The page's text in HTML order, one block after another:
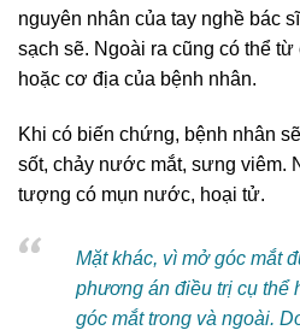
nguyên nhân của tay nghề bác
sạch sẽ. Ngoài ra cũng có thể
hoặc cơ địa của bệnh nhân.
Khi có biến chứng, bệnh nhân
sốt, chảy nước mắt, sưng viêm.
tượng có mụn nước, hoại tử.
Mặt khác, vì mở góc mắt
phương án điều trị cụ thể
góc mắt trong và ngoài.